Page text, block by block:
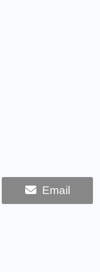
Email